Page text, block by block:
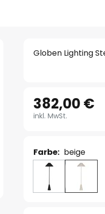
Globen Lighting
382,00 €
inkl. MwSt.
Farbe: beige